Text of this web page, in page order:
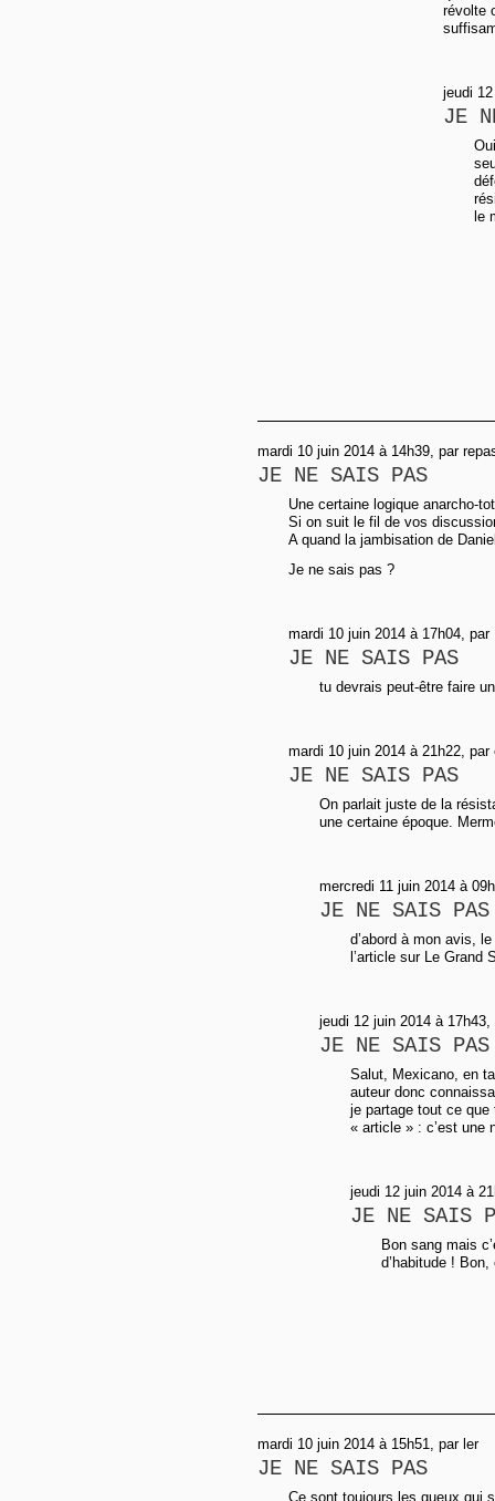
révolte
jeudi
JE
le
mardi 10 juin 2014 à 14h39, par
JE NE SAIS PAS
Une certaine logique anarcho-
Si on suit le fil de vos
A quand la jambisation de
Je ne sais pas ?
mardi 10 juin 2014 à 17h04, par
JE NE SAIS PAS
tu devrais peut-être faire
mardi 10 juin 2014 à 21h22, par
JE NE SAIS PAS
On parlait juste de la
une certaine époque.
mercredi 11 juin 2014 à
JE NE SAIS PAS
d’abord à mon avis,
l’article sur Le Grand
jeudi 12 juin 2014 à 17h43,
JE NE SAIS PAS
Salut, Mexicano, en
auteur donc
je partage tout ce
« article » : c’est une
jeudi 12 juin 2014 à
JE NE SAIS
Bon sang mais
d’habitude !
mardi 10 juin 2014 à 15h51, par ler
JE NE SAIS PAS
Ce sont toujours les gueux qui